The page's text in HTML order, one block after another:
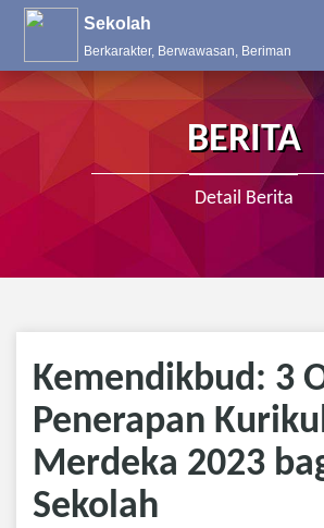
Sekolah
Berkarakter, Berwawasan, Beriman
BERITA
Detail Berita
Kemendikbud: 3
Penerapan
Merdeka 2023
Sekolah